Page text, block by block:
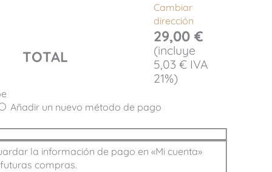
Cambiar
dirección
TOTAL
29,00 €
(incluye
5,03 € IVA
21%)
Añadir un nuevo método de pago
la información de pago en «Mi cuenta»
compras.